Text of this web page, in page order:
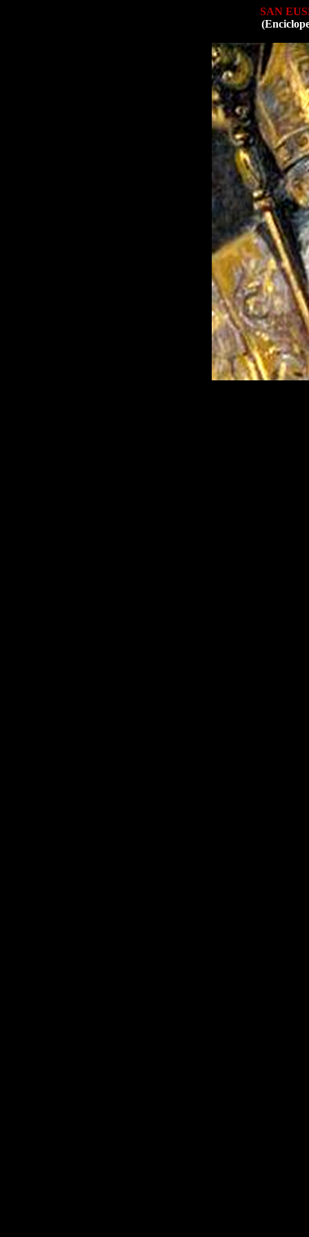
SAN